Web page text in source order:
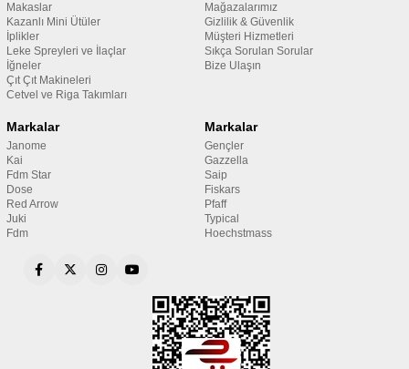
Makaslar
Kazanlı Mini Ütüler
İplikler
Leke Spreyleri ve İlaçlar
İğneler
Çıt Çıt Makineleri
Cetvel ve Riga Takımları
Mağazalarımız
Gizlilik & Güvenlik
Müşteri Hizmetleri
Sıkça Sorulan Sorular
Bize Ulaşın
Markalar
Janome
Kai
Fdm Star
Dose
Red Arrow
Juki
Fdm
Markalar
Gençler
Gazzella
Saip
Fiskars
Pfaff
Typical
Hoechstmass